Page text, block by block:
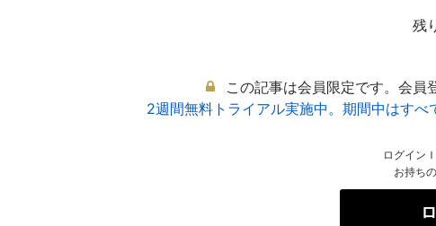
残
この記事は会員限定です。会員
2週間無料トライアル実施中。期間中はす
ログイン
お持ち